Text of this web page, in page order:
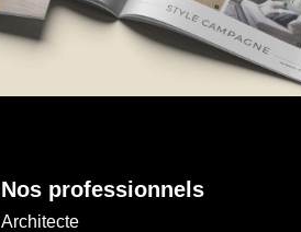
Nos professionnels
Architecte